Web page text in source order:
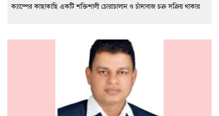
ক্যাম্পের কাছাকাছি একটি শক্তিশালী চোরাচালান ও চাঁদাবাজ চক্র সক্রিয় থাকার